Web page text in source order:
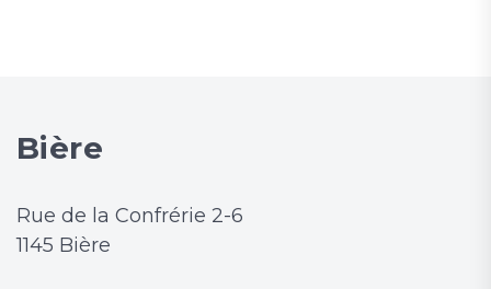
Bière
Rue de la Confrérie 2-6
1145 Bière